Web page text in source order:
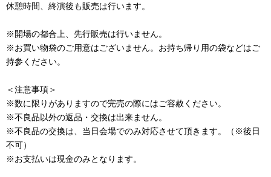
休憩時間、終演後も販売は行います。
※開場の都合上、先行販売は行いません。
※お買い物袋のご用意はございません。お持ち帰り用の袋などはご
持参ください。
＜注意事項＞
※数に限りがありますので完売の際にはご容赦ください。
※不良品以外の返品・交換は出来ません。
※不良品の交換は、当日会場でのみ対応させて頂きます。（※後日
不可）
※お支払いは現金のみとなります。